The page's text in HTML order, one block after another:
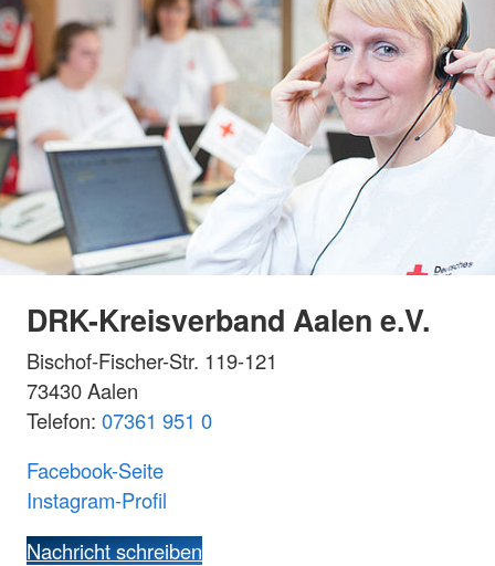
DRK-Kreisverband Aalen e.V.
Bischof-Fischer-Str. 119-121
73430 Aalen
Telefon: 07361 951 0
Facebook-Seite
Instagram-Profil
Nachricht schreiben